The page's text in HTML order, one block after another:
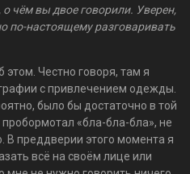
чём вы двое говорили. Уверен,
по-настоящему разговаривать
Честно говоря, там я
с привлечением одежды.
было бы достаточно в той
«бла-бла-бла», не
В преддверии этого момента я
всё на своём лице или